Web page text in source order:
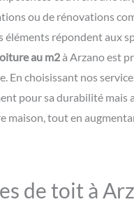
ou de rénovations
éléments répondent aux
au m2à Arzano est
En choisissant nos
pour sa durabilité mais
maison, tout en
de toit à